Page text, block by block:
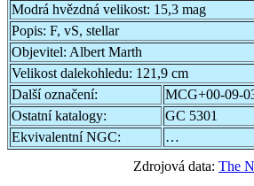
Modrá hvězdná velikost: 15,3 mag
Popis: F, vS, stellar
Objevitel: Albert Marth
Velikost dalekohledu: 121,9 cm
Další označení:
MCG+00-09-
Ostatní katalogy:
GC 5301
Ekvivalentní NGC:
…
Zdrojová data: The